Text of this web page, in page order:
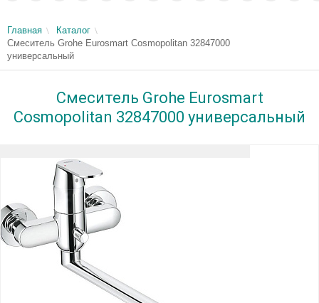
Главная
Каталог
Смеситель Grohe Eurosmart Cosmopolitan 32847000
универсальный
Смеситель Grohe Eurosmart
Cosmopolitan 32847000 универсальный